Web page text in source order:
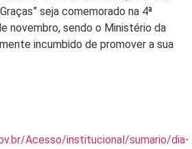
seja comemorado na 4ª
novembro, sendo o Ministério da
incumbido de promover a sua
Acesso/institucional/sumario/dia-